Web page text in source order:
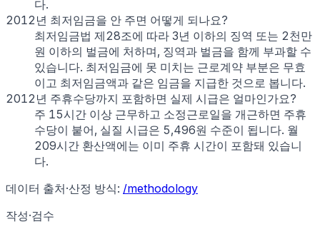
다.
2012년 최저임금을 안 주면 어떻게 되나요?
최저임금법 제28조에 따라 3년 이하의 징역 또는 2천만
원 이하의 벌금에 처하며, 징역과 벌금을 함께 부과할 수
있습니다. 최저임금에 못 미치는 근로계약 부분은 무효
이고 최저임금액과 같은 임금을 지급한 것으로 봅니다.
2012년 주휴수당까지 포함하면 실제 시급은 얼마인가요?
주 15시간 이상 근무하고 소정근로일을 개근하면 주휴
수당이 붙어, 실질 시급은 5,496원 수준이 됩니다. 월
209시간 환산액에는 이미 주휴 시간이 포함돼 있습니
다.
데이터 출처·산정 방식: /methodology
작성·검수